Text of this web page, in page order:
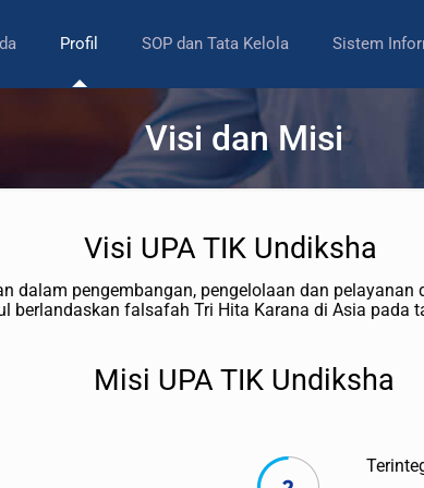
Profil SOP dan Tata Kelola Sistem
Visi dan Misi
Visi UPA TIK Undiksha
dalam pengembangan, pengelolaan dan
berlandaskan falsafah Tri Hita Karana di Asia pada
Misi UPA TIK Undiksha